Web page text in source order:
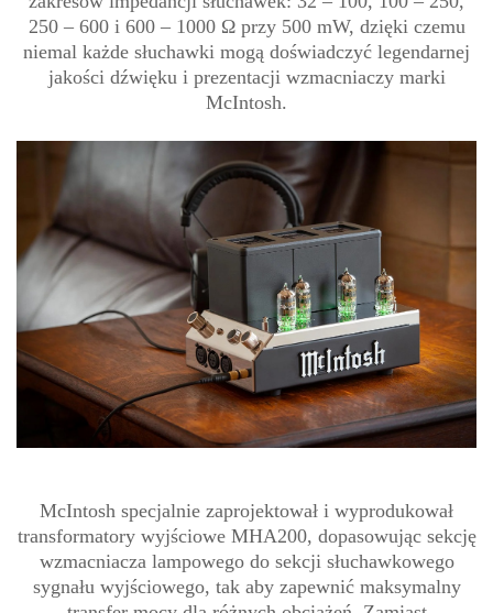
250 – 600 i 600 – 1000 Ω przy 500 mW, dzięki czemu
niemal każde słuchawki mogą doświadczyć legendarnej
jakości dźwięku i prezentacji wzmacniaczy marki
McIntosh.
McIntosh specjalnie zaprojektował i wyprodukował
transformatory wyjściowe MHA200, dopasowując sekcję
wzmacniacza lampowego do sekcji słuchawkowego
sygnału wyjściowego, tak aby zapewnić maksymalny